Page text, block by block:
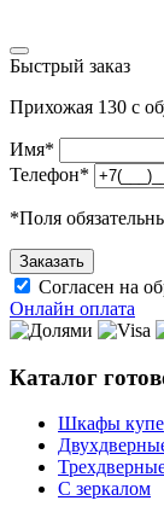
Быстрый заказ
Прихожая 130 с
Имя*
Телефон*
*Поля
Согласен на
Онлайн оплата
Каталог
Шкафы купе
С зеркалом